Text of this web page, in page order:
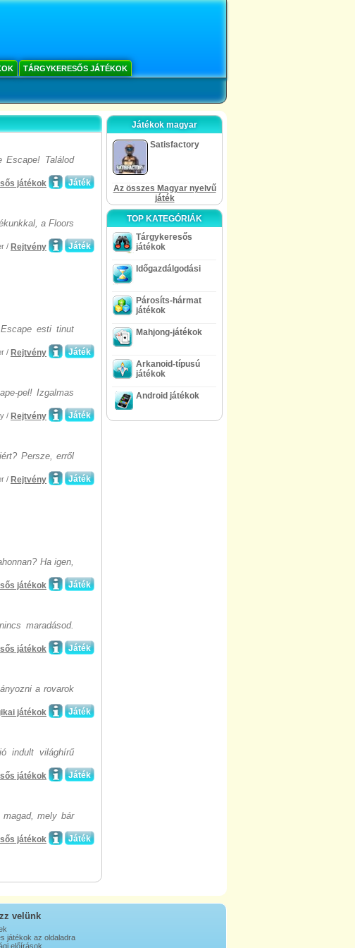
TÁRGYKERESŐS JÁTÉKOK
Escape! Találod
Játék
játékok
a Floors
Játék
/ Rejtvény
esti tinut
Játék
/ Rejtvény
pel! Izgalmas
Játék
/ Rejtvény
Persze, erről
Játék
/ Rejtvény
Ha igen,
Játék
játékok
maradásod.
Játék
játékok
a rovarok
Játék
játékok
indult világhírű
Játék
játékok
mely bár
Játék
játékok
Játékok magyar
Satisfactory
Az összes Magyar nyelvű
játék
TOP KATEGÓRIÁK
Tárgykeresős
játékok
Időgazdálgodási
Párosíts-hármat
játékok
Mahjong-játékok
Arkanoid-típusú
játékok
Android játékok
velünk
játékok az oldaladra
előírások